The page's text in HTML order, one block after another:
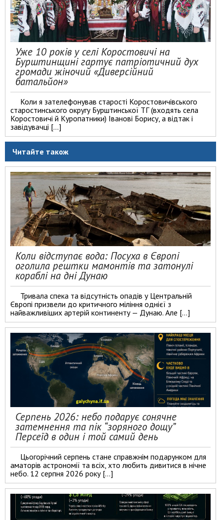
Уже 10 років у селі Коростовичі на
Бурштинщині гартує патріотичний дух
громади жіночий «Диверсійний
батальйон»
Коли я зателефонував старості Коростовичівського
старостинського округу Бурштинської ТГ (входять села
Коростовичі й Куропатники) Іванові Борису, а відтак і
завідувачці […]
Читайте також
Коли відступає вода: Посуха в Європі
оголила рештки мамонтів та затонулі
кораблі на дні Дунаю
Тривала спека та відсутність опадів у Центральній
Європі призвели до критичного міління однієї з
найважливіших артерій континенту — Дунаю. Але […]
Серпень 2026: небо подарує сонячне
затемнення та пік “зоряного дощу”
Персеїд в один і той самий день
Цьогорічний серпень стане справжнім подарунком для
аматорів астрономії та всіх, хто любить дивитися в нічне
небо. 12 серпня 2026 року […]